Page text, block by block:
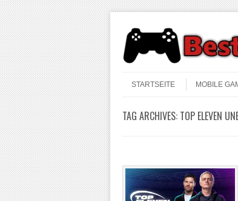
Menu
STARTSEITE
MOBILE
TAG ARCHIVES: TOP ELEVEN